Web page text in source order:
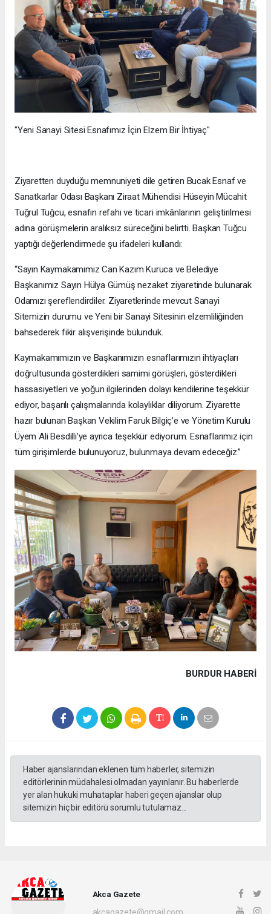
"Yeni Sanayi Sitesi Esnafımız İçin Elzem Bir İhtiyaç"
Ziyaretten duyduğu memnuniyeti dile getiren Bucak Esnaf ve
Sanatkarlar Odası Başkanı Ziraat Mühendisi Hüseyin Mücahit
Tuğrul Tuğcu, esnafın refahı ve ticari imkânlarının geliştirilmesi
adına görüşmelerin aralıksız süreceğini belirtti. Başkan Tuğcu
yaptığı değerlendirmede şu ifadeleri kullandı:
“Sayın Kaymakamımız Can Kazım Kuruca ve Belediye
Başkanımız Sayın Hülya Gümüş nezaket ziyaretinde bulunarak
Odamızı şereflendirdiler. Ziyaretlerinde mevcut Sanayi
Sitemizin durumu ve Yeni bir Sanayi Sitesinin elzemliliğinden
bahsederek fikir alışverişinde bulunduk.
Kaymakamımızın ve Başkanımızın esnaflarımızın ihtiyaçları
doğrultusunda gösterdikleri samimi görüşleri, gösterdikleri
hassasiyetleri ve yoğun ilgilerinden dolayı kendilerine teşekkür
ediyor, başarılı çalışmalarında kolaylıklar diliyorum. Ziyarette
hazır bulunan Başkan Vekilim Faruk Bilgiç’e ve Yönetim Kurulu
Üyem Ali Besdilli’ye ayrıca teşekkür ediyorum. Esnaflarımız için
tüm girişimlerde bulunuyoruz, bulunmaya devam edeceğiz.”
BURDUR HABERİ
Haber ajanslarından eklenen tüm haberler, sitemizin
editörlerinin müdahalesi olmadan yayınlanır. Bu haberlerde
yer alan hukuki muhataplar haberi geçen ajanslar olup
sitemizin hiç bir editörü sorumlu tutulamaz...
Akca Gazete